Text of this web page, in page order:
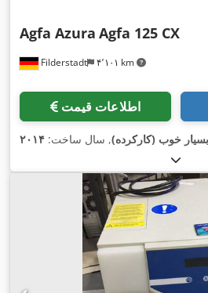
Filderstadt ۴٬۱۰۱ km
Agfa Azura Agfa 125 CX
اطلاعات قیمت
بسیار خوب (کارکرده), سال ساخت: ۲۰۱۴